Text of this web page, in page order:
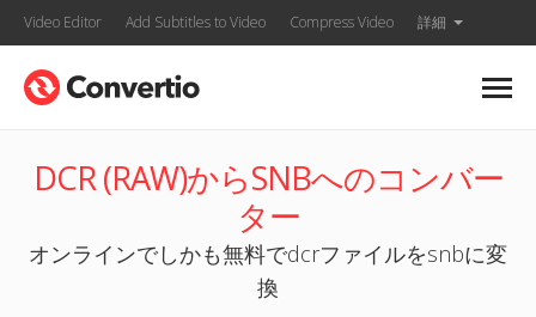
Video Editor Add Subtitles to Video Compress Video 詳細
DCR (RAW)からSNBへのコンバー
ター
オンラインでしかも無料でdcrファイルをsnbに変
換